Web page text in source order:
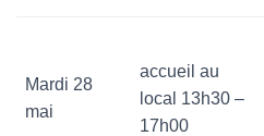
Mardi 28
mai
accueil au
local 13h30 –
17h00